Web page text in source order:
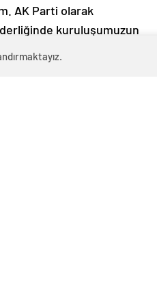
AK Parti olarak
kuruluşumuzun